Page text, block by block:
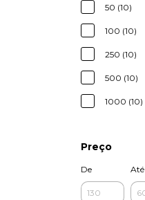
50 (10)
100 (10)
250 (10)
500 (10)
1000 (10)
Preço
De Até